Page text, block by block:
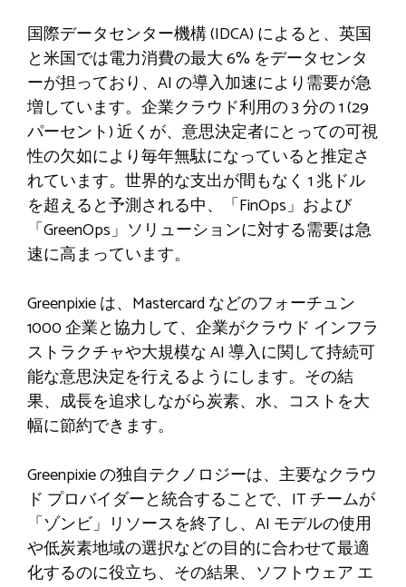
国際データセンター機構 (IDCA) によると、英国
と米国では電力消費の最大 6% をデータセンタ
ーが担っており、AI の導入加速により需要が急
増しています。企業クラウド利用の 3 分の 1 (29
パーセント) 近くが、意思決定者にとっての可視
性の欠如により毎年無駄になっていると推定さ
れています。世界的な支出が間もなく 1 兆ドル
を超えると予測される中、「FinOps」および
「GreenOps」ソリューションに対する需要は急
速に高まっています。
Greenpixie は、Mastercard などのフォーチュン
1000 企業と協力して、企業がクラウド インフラ
ストラクチャや大規模な AI 導入に関して持続可
能な意思決定を行えるようにします。その結
果、成長を追求しながら炭素、水、コストを大
幅に節約できます。
Greenpixie の独自テクノロジーは、主要なクラウ
ド プロバイダーと統合することで、IT チームが
「ゾンビ」リソースを終了し、AI モデルの使用
や低炭素地域の選択などの目的に合わせて最適
化するのに役立ち、その結果、ソフトウェア エ